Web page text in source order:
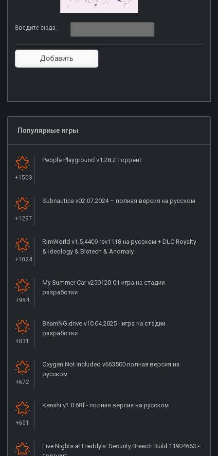
Введите сюда:
Популярные игры
+1503
People Playground v1.28.2 торрент
+1297
Subnautica v02.07.2024 – полная версия на русском
+1024
RimWorld v1.5.4409 rev1118 на русском + DLC Royalty
& Ideology & Biotech & Anomaly
+984
My Summer Car v250120-01 игра на стадии
разработки
+831
BeamNG.drive v10.04.2025 - игра на стадии
разработки
+672
Oxygen Not Included v663500 полная версия на
русском
+601
Kenshi v1.0.68f - полная версия на русском
Five Nights at Freddy's: Security Breach Build 11904663 -